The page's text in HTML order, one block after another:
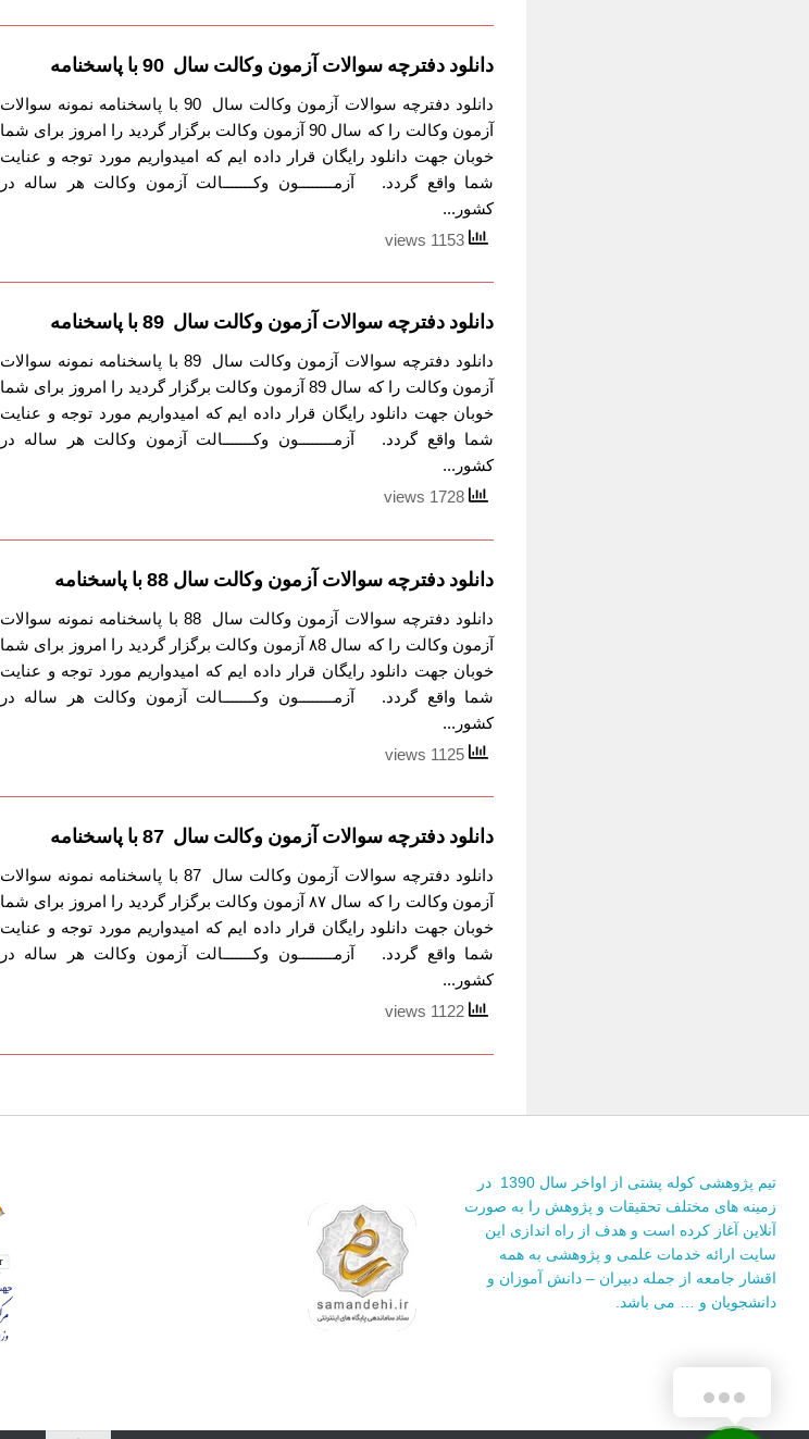
دانلود دفترچه سوالات آزمون وکالت سال 90 با پاسخنامه
دانلود دفترچه سوالات آزمون وکالت سال 90 با پاسخنامه نمونه سوالات
آزمون وکالت را که سال 90 آزمون وکالت برگزار گردید را امروز برای شما
خوبان جهت دانلود رایگان قرار داده ایم که امیدواریم مورد توجه و عنایت
شما واقع گردد. آزمــــــــون وکـــــــالت آزمون وکالت هر ساله در
کشور...
دانلود دفترچه سوالات آزمون وکالت سال 89 با پاسخنامه
دانلود دفترچه سوالات آزمون وکالت سال 89 با پاسخنامه نمونه سوالات
آزمون وکالت را که سال 89 آزمون وکالت برگزار گردید را امروز برای شما
خوبان جهت دانلود رایگان قرار داده ایم که امیدواریم مورد توجه و عنایت
شما واقع گردد. آزمــــــــون وکـــــــالت آزمون وکالت هر ساله در
کشور...
دانلود دفترچه سوالات آزمون وکالت سال 88 با پاسخنامه
دانلود دفترچه سوالات آزمون وکالت سال 88 با پاسخنامه نمونه سوالات
آزمون وکالت را که سال ۸8 آزمون وکالت برگزار گردید را امروز برای شما
خوبان جهت دانلود رایگان قرار داده ایم که امیدواریم مورد توجه و عنایت
شما واقع گردد. آزمــــــــون وکـــــــالت آزمون وکالت هر ساله در
کشور...
دانلود دفترچه سوالات آزمون وکالت سال 87 با پاسخنامه
دانلود دفترچه سوالات آزمون وکالت سال 87 با پاسخنامه نمونه سوالات
آزمون وکالت را که سال ۸۷ آزمون وکالت برگزار گردید را امروز برای شما
خوبان جهت دانلود رایگان قرار داده ایم که امیدواریم مورد توجه و عنایت
شما واقع گردد. آزمــــــــون وکـــــــالت آزمون وکالت هر ساله در
کشور...
تیم پژوهشی کوله پشتی از اواخر سال 1390 در
زمینه های مختلف تحقیقات و پژوهش را به صورت
آنلاین آغاز کرده است و هدف از راه اندازی این
سایت ارائه خدمات علمی و پژوهشی به همه
اقشار جامعه از جمله دبیران – دانش آموزان و
دانشجویان و … می باشد.
برای تماس با ما
لطفا از این دکمه استفاده کنید!